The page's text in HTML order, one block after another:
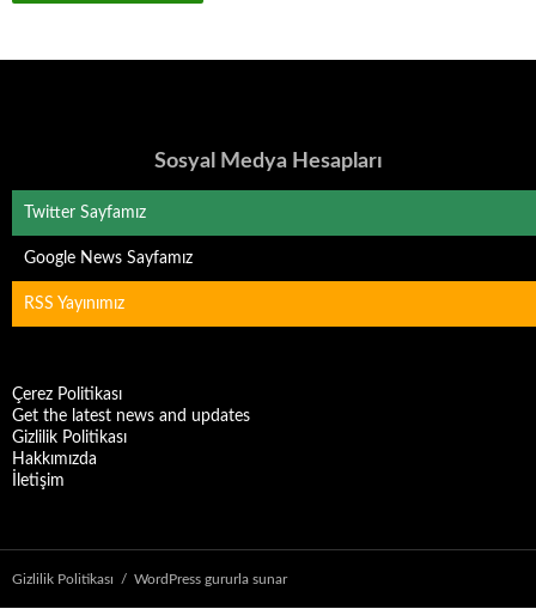
Sosyal Medya Hesapları
Twitter Sayfamız
Google News Sayfamız
RSS Yayınımız
Çerez Politikası
Get the latest news and updates
Gizlilik Politikası
Hakkımızda
İletişim
Gizlilik Politikası WordPress gururla sunar